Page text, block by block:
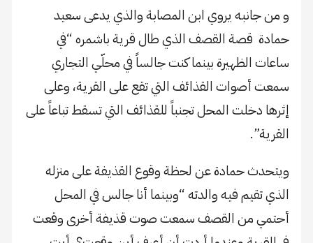
و من جانبه يروي ابن المصابة والذي يدعى سعيد
حمادة قصة القصف الذي طال قرية باشمره “في
ساعات الظهيرة بينما كنت جالساً في محلّي التجاري
سمعت أصوات القذائف التي تقع على القرية، وعلى
إثرها دخلت المحل تجنباً للقذائف التي تسقط تباعاً على
القرية”.
ويتحدث حمادة عن لحظة وقوع القذيفة على منزله
الذي تقيم فيه والدته “وبينما أنا جالس في المحل
أحتمي من القصف سمعت صوت قذيفة أخرى وقعت